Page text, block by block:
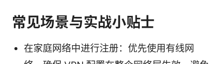
常见场景与实战小贴士
在家庭网络中进行注册：优先使用有线网